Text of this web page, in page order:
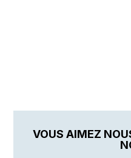
VOUS AIMEZ